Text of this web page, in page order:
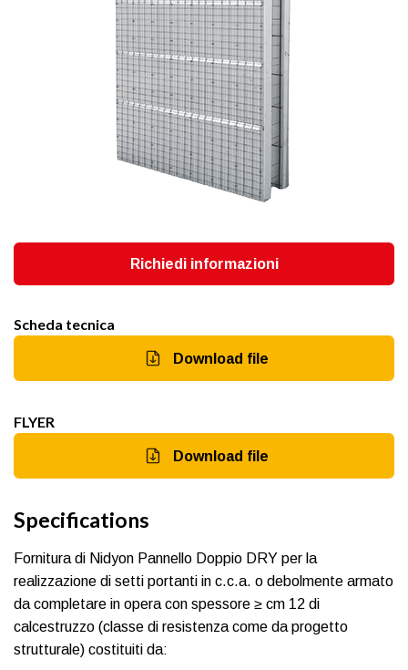
Richiedi informazioni
Scheda tecnica
Download file
FLYER
Download file
Specifications
Fornitura di Nidyon Pannello Doppio DRY per la
realizzazione di setti portanti in c.c.a. o debolmente armato
da completare in opera con spessore ≥ cm 12 di
calcestruzzo (classe di resistenza come da progetto
strutturale) costituiti da: